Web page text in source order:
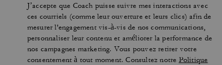
J’accepte que Coach puisse suivre mes interactions avec
ces courriels (comme leur ouverture et leurs clics) afin de
mesurer l'engagement vis-à-vis de nos communications,
personnaliser leur contenu et améliorer la performance de
nos campagnes marketing. Vous pouvez retirer votre
consentement à tout moment. Consultez notre Politique